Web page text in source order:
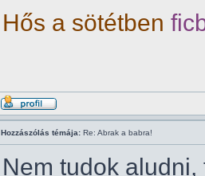
Hős a sötétben
Hozzászólás témája: Re: Abrak a babra!
Nem tudok